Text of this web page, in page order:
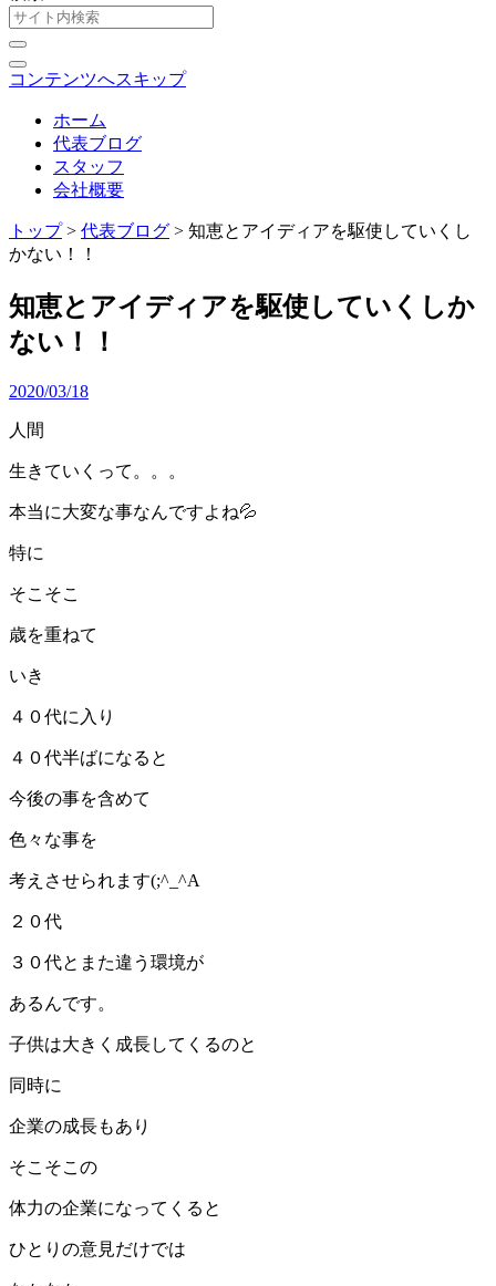
コンテンツへスキップ
ホーム
代表ブログ
スタッフ
会社概要
トップ> 代表ブログ > 知恵とアイディアを駆使していくし
かない！！
知恵とアイディアを駆使していくしか
ない！！
2020/03/18
人間
生きていくって。。。
本当に大変な事なんですよね💦
特に
そこそこ
歳を重ねて
いき
４０代に入り
４０代半ばになると
今後の事を含めて
色々な事を
考えさせられます(;^_^A
２０代
３０代とまた違う環境が
あるんです。
子供は大きく成長してくるのと
同時に
企業の成長もあり
そこそこの
体力の企業になってくると
ひとりの意見だけでは